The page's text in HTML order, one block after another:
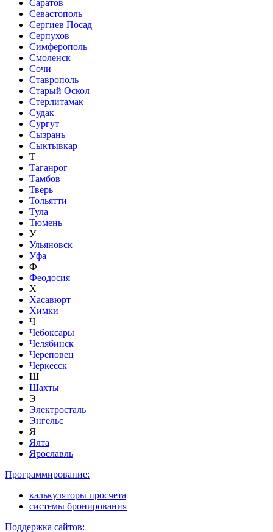
Саратов
Севастополь
Сергиев Посад
Серпухов
Симферополь
Смоленск
Сочи
Ставрополь
Старый Оскол
Стерлитамак
Судак
Сургут
Сызрань
Сыктывкар
Т
Таганрог
Тамбов
Тверь
Тольятти
Тула
Тюмень
У
Ульяновск
Уфа
Ф
Феодосия
Х
Хасавюрт
Химки
Ч
Чебоксары
Челябинск
Череповец
Черкесск
Ш
Шахты
Э
Электросталь
Энгельс
Я
Ялта
Ярославль
Программирование:
калькуляторы просчета
системы бронирования
Поддержка сайтов: